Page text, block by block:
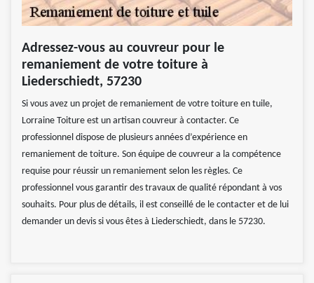
Adressez-vous au couvreur pour le
remaniement de votre toiture à
Liederschiedt, 57230
Si vous avez un projet de remaniement de votre toiture en tuile,
Lorraine Toiture est un artisan couvreur à contacter. Ce
professionnel dispose de plusieurs années d’expérience en
remaniement de toiture. Son équipe de couvreur a la compétence
requise pour réussir un remaniement selon les règles. Ce
professionnel vous garantir des travaux de qualité répondant à vos
souhaits. Pour plus de détails, il est conseillé de le contacter et de lui
demander un devis si vous êtes à Liederschiedt, dans le 57230.